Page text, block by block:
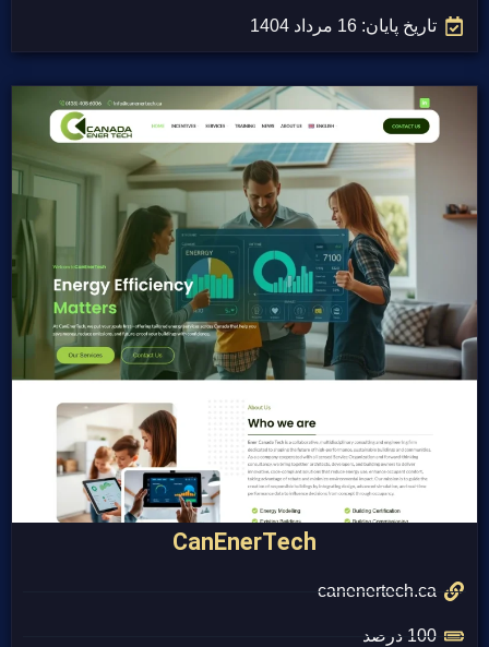
تاریخ پایان: 16 مرداد 1404
CanEnerTech
canenertech.ca
100 درصد